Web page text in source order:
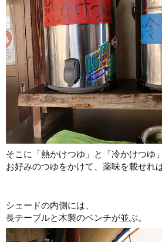
そこに「熱かけつゆ」と「冷かけつゆ
お好みのつゆをかけて、薬味を載せれ
シェードの内側には、
長テーブルと木製のベンチが並ぶ。